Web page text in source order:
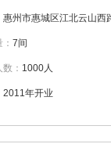
惠州市惠城区江北云山西
7间
： 1000人
2011年开业